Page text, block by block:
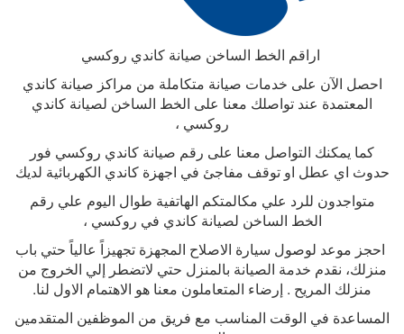
اراقم الخط الساخن صيانة كاندي روكسي
احصل الآن على خدمات صيانة متكاملة من مراكز صيانة كاندي
المعتمدة عند تواصلك معنا على الخط الساخن لصيانة كاندي
روكسي ،
كما يمكنك التواصل معنا على رقم صيانة كاندي روكسي فور
حدوث اي عطل او توقف مفاجئ في اجهزة كاندي الكهربائية لديك
متواجدون للرد علي مكالمتكم الهاتفية طوال اليوم علي رقم
الخط الساخن لصيانة كاندي في روكسي ،
احجز موعد لوصول سيارة الاصلاح المجهزة تجهيزاً عالياً حتي باب
منزلك، نقدم خدمة الصيانة بالمنزل حتي لاتضطر إلي الخروج من
منزلك المريح . إرضاء المتعاملون معنا هو الاهتمام الاول لنا.
المساعدة في الوقت المناسب مع فريق من الموظفين المتقدمين